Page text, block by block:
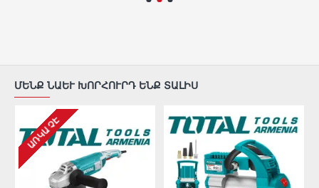
ՄԵՆՔ ՆԱԵՒ ԽՈՐՀՈՒՐԴ ԵՆՔ ՏԱԼԻՍ
ԱՌԿԱ ՉԷ